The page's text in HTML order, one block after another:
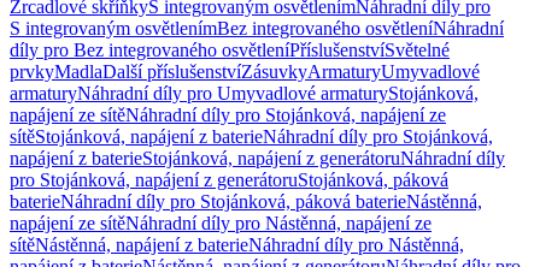
Zrcadlové skříňkyS integrovaným osvětlenímNáhradní díly pro
S integrovaným osvětlenímBez integrovaného osvětleníNáhradní
díly pro Bez integrovaného osvětleníPříslušenstvíSvětelné
prvkyMadlaDalší příslušenstvíZásuvkyArmaturyUmyvadlové
armaturyNáhradní díly pro Umyvadlové armaturyStojánková,
napájení ze sítěNáhradní díly pro Stojánková, napájení ze
sítěStojánková, napájení z baterieNáhradní díly pro Stojánková,
napájení z baterieStojánková, napájení z generátoruNáhradní díly
pro Stojánková, napájení z generátoruStojánková, páková
baterieNáhradní díly pro Stojánková, páková baterieNástěnná,
napájení ze sítěNáhradní díly pro Nástěnná, napájení ze
sítěNástěnná, napájení z baterieNáhradní díly pro Nástěnná,